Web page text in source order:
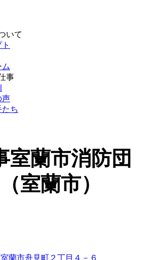
いて
ム
事
声
ち
室蘭市消防団
室蘭市）
蘭市舟見町２丁目４－６